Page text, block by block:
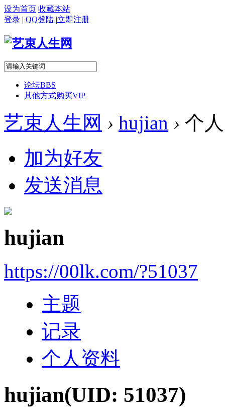
设为首页 收藏本站
登录 | QQ登陆 |立即注册
论坛BBS
其他方式购买VIP
艺束人生网 › hujian › 个
加为好友
发送消息
hujian
https://00lk.com/?51037
主题
记录
个人资料
hujian(UID: 51037)